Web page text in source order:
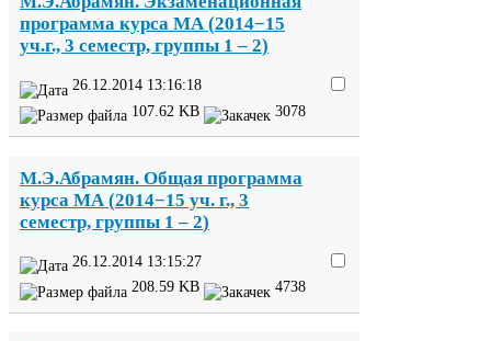
программа курса МА(2014−15
уч.г., 3 семестр, группы 1 – 2)
26.12.2014 13:16:18
107 62 KB 3078
М.Э.Абрамян. Общая программа
курса МА (2014−15 уч. г., 3
семестр, группы 1 – 2)
26 12 2014 13:15:27
208 59 KB 4738